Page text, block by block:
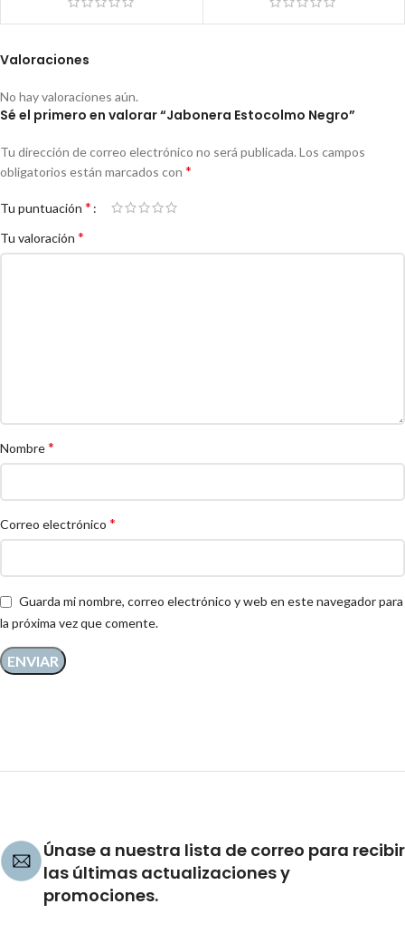
Valoraciones
No hay valoraciones aún.
Sé el primero en valorar “Jabonera Estocolmo Negro”
Tu dirección de correo electrónico no será publicada. Los campos
obligatorios están marcados con *
Tu puntuación *
Tu valoración *
Nombre*
Correo electrónico *
Guarda mi nombre, correo electrónico y web en este navegador para
la próxima vez que comente.
Únase a nuestra lista de correo para recibir
las últimas actualizaciones y
promociones.